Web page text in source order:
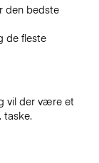
den bedste
de fleste
vil der være et
taske.